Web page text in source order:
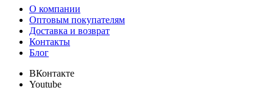
О компании
Оптовым покупателям
Доставка и возврат
Контакты
Блог
ВКонтакте
Youtube